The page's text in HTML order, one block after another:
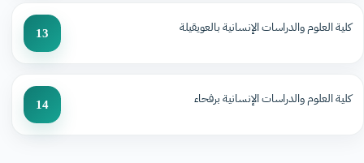
كلية العلوم والدراسات الإنسانية بالعويقيلة 13
كلية العلوم والدراسات الإنسانية برفحاء 14